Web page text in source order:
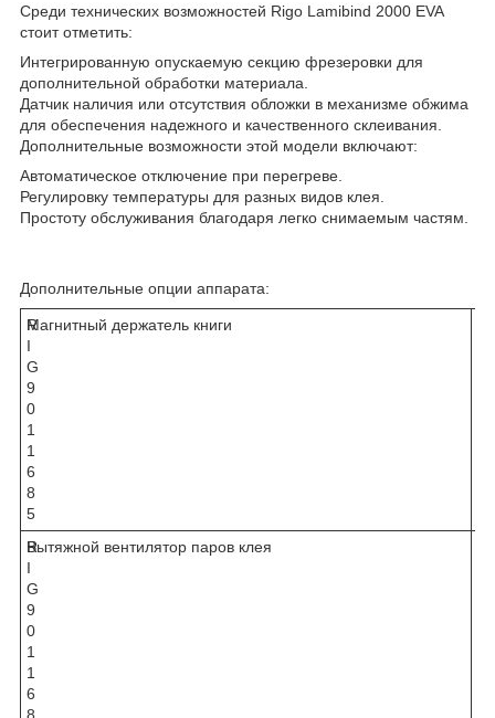
Среди технических возможностей Rigo Lamibind 2000 EVA
стоит отметить:
Интегрированную опускаемую секцию фрезеровки для
дополнительной обработки материала.
Датчик наличия или отсутствия обложки в механизме обжима
для обеспечения надежного и качественного склеивания.
Дополнительные возможности этой модели включают:
Автоматическое отключение при перегреве.
Регулировку температуры для разных видов клея.
Простоту обслуживания благодаря легко снимаемым частям.
Дополнительные опции аппарата:
R
I
G
9
0
1
1
6
8
5
Магнитный держатель книги
R
I
G
9
0
1
1
6
Вытяжной вентилятор паров клея